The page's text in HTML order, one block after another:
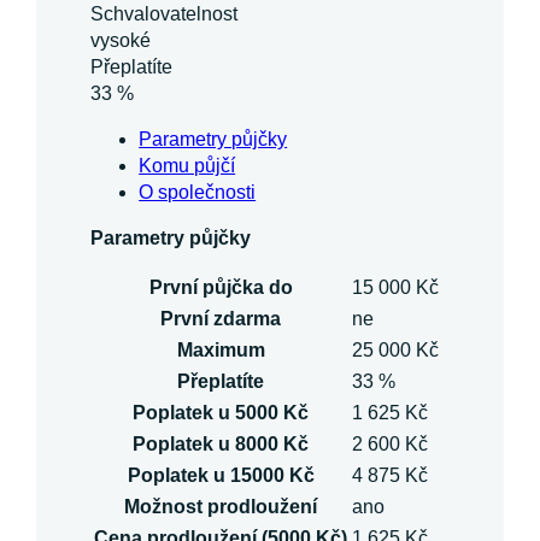
Schvalovatelnost
vysoké
Přeplatíte
33 %
Parametry půjčky
Komu půjčí
O společnosti
Parametry půjčky
První půjčka do
15 000 Kč
První zdarma
ne
Maximum
25 000 Kč
Přeplatíte
33 %
Poplatek u 5000 Kč
1 625 Kč
Poplatek u 8000 Kč
2 600 Kč
Poplatek u 15000 Kč
4 875 Kč
Možnost prodloužení
ano